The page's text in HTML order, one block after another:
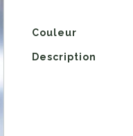
Couleur
Description